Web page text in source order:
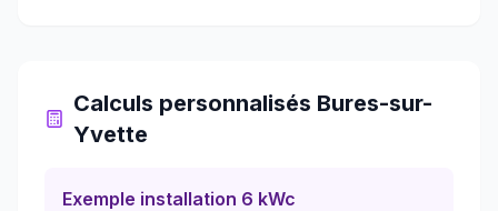
Calculs personnalisés Bures-sur-
Yvette
Exemple installation 6 kWc